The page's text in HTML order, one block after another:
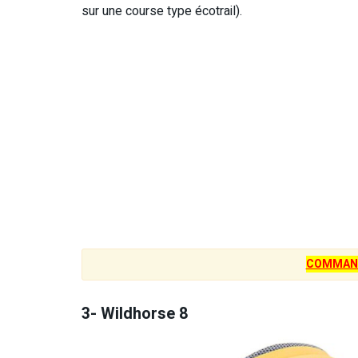
sur une course type écotrail).
3- Wildhorse 8